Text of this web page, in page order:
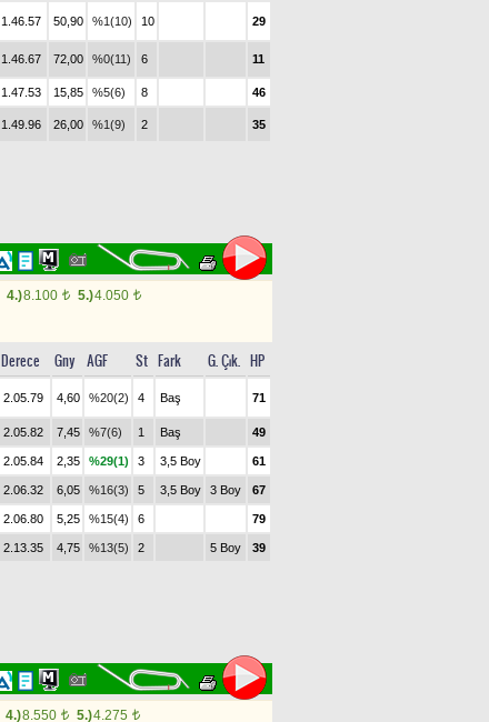
1.46.57 50,90 %1(10) 10 29
1.46.67 72,00 %0(11) 6 11
1.47.53 15,85 %5(6) 8 46
1.49.96 26,00 %1(9) 2 35
4.)8.100 t 5.)4.050 t
Derece Gny AGF St Fark G. Çık. HP
2.05.79 4,60 %20(2) 4 Baş 71
2.05.82 7,45 %7(6) 1 Baş 49
2.05.84 2,35 %29(1) 3 3,5 Boy 61
2.06.32 6,05 %16(3) 5 3,5 Boy 3 Boy 67
2.06.80 5,25 %15(4) 6 79
2.13.35 4,75 %13(5) 2 5 Boy 39
4.)8.550 t 5.)4.275 t